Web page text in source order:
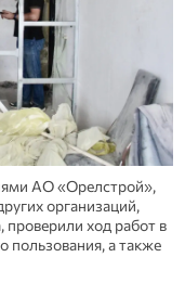
АО «Орелстрой»,
организаций,
проверили ход работ в
пользования, а также